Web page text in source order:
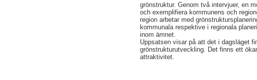
grönstruktur. Genom två intervjuer, en
och exemplifiera kommunens och
region arbetar med
kommunala respektive i regionala
inom ämnet.
Uppsatsen visar på att det i dagsläget
grönstrukturutveckling. Det finns ett
attraktivitet.